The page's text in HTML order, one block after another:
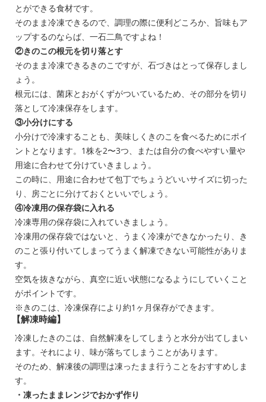
とができる食材です。
そのまま冷凍できるので、調理の際に便利どころか、旨味もア
ップするのならば、一石二鳥ですよね！
②きのこの根元を切り落とす
そのまま冷凍できるきのこですが、石づきはとって保存しまし
ょう。
根元には、菌床とおがくずがついているため、その部分を切り
落として冷凍保存をします。
③小分けにする
小分けで冷凍することも、美味しくきのこを食べるためにポイ
ントとなります。1株を2〜3つ、または自分の食べやすい量や
用途に合わせて分けていきましょう。
この時に、用途に合わせて包丁でちょうどいいサイズに切った
り、房ごとに分けておくといいでしょう。
④冷凍用の保存袋に入れる
冷凍専用の保存袋に入れていきましょう。
冷凍用の保存袋ではないと、うまく冷凍ができなかったり、き
のこと張り付いてしまってうまく解凍できない可能性がありま
す。
空気を抜きながら、真空に近い状態になるようにしていくこと
がポイントです。
※きのこは、冷凍保存により約1ヶ月保存ができます。
【解凍時編】
冷凍したきのこは、自然解凍をしてしまうと水分が出てしまい
ます。それにより、味が落ちてしまうことがあります。
そのため、解凍後の調理は凍ったまま行うことをおすすめしま
す。
・凍ったままレンジでおかず作り